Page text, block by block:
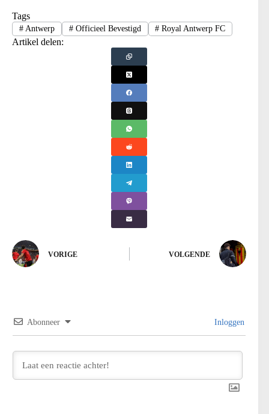
Tags
#Antwerp #Officieel Bevestigd # Royal Antwerp FC
Artikel delen:
VORIGE VOLGENDE
Abonneer Inloggen